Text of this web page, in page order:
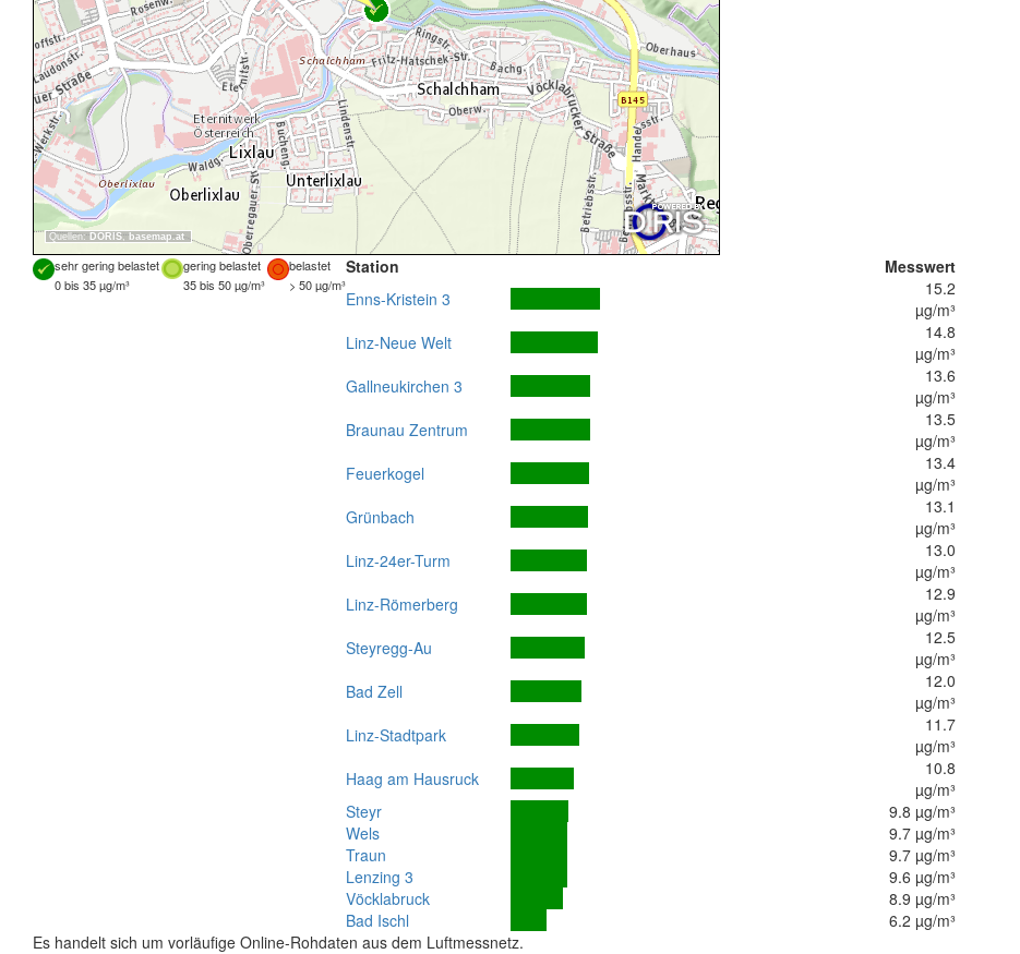
Quellen: DORIS, basemap.at
sehr gering belastet gering belastet
belastet
0 bis 35 µg/m³
35 bis 50 µg/m³ > 50 µg/m³
Station
Messwert
Enns-Kristein 3
15.2
µg/m³
Linz-Neue Welt
14.8
µg/m³
Gallneukirchen 3
13.6
µg/m³
Braunau Zentrum
13.5
µg/m³
Feuerkogel
13.4
µg/m³
Grünbach
13.1
µg/m³
Linz-24er-Turm
13.0
µg/m³
Linz-Römerberg
12.9
µg/m³
Steyregg-Au
12.5
µg/m³
Bad Zell
12.0
µg/m³
Linz-Stadtpark
11.7
µg/m³
Haag am Hausruck
10.8
µg/m³
Steyr
9.8 µg/m³
Wels
9.7 µg/m³
Traun
9.7 µg/m³
Lenzing 3
9.6 µg/m³
Vöcklabruck
8.9 µg/m³
Bad Ischl
6.2 µg/m³
Es handelt sich um vorläufige Online-Rohdaten aus dem Luftmessnetz.